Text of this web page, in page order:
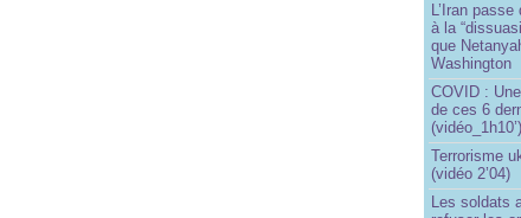
L’Iran
à la
que
Washington
COVID :
de ces 6
(vidéo_1h10’)
Terrorisme
(vidéo 2’04)
Les soldats